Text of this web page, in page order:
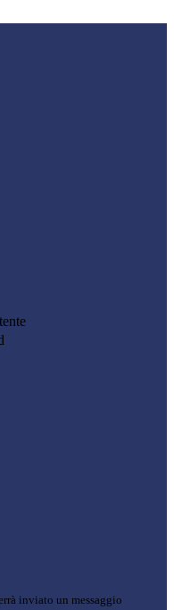
inviato un messaggio